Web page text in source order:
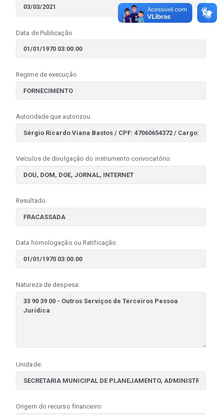
Data de Publicação
Regime de execução
Autoridade que autorizou
Veículos de divulgação do instrumento convocatório:
Resultado:
Data homologação ou Ratificação:
Natureza de despesa:
Unidade:
Origem do recurso financeiro: